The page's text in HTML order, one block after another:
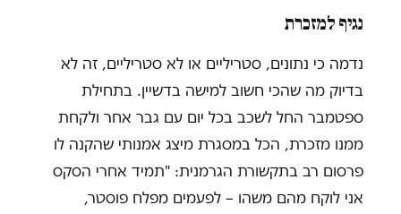
נגיף למזכרת
נדמה כי נתונים, סטריליים או לא סטריליים, זה לא
בדיוק מה שהכי חשוב למישה בדשיין. בתחילת
ספטמבר החל לשכב בכל יום עם גבר אחר ולקחת
ממנו מזכרת, הכל במסגרת מיצג אמנותי שהקנה לו
פרסום רב בתקשורת הגרמנית: "תמיד אחרי הסקס
אני לוקח מהם משהו – לפעמים מפלח פוסטר,